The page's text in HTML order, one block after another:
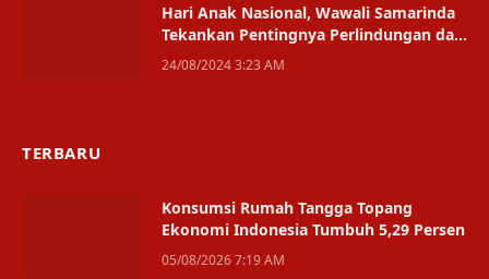
Hari Anak Nasional, Wawali Samarinda
Tekankan Pentingnya Perlindungan dan
Kreativitas Anak
24/08/2024 3:23 AM
TERBARU
Konsumsi Rumah Tangga Topang
Ekonomi Indonesia Tumbuh 5,29 Persen
05/08/2026 7:19 AM